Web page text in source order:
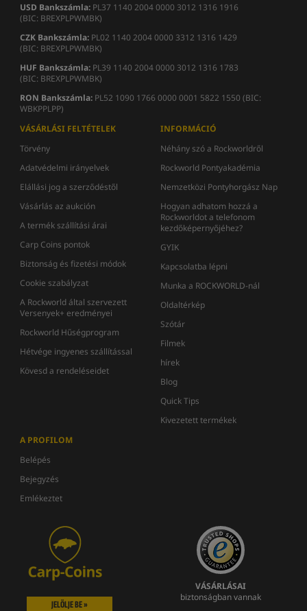
USD Bankszámla: PL37 1140 2004 0000 3012 1316 1916
(BIC: BREXPLPWMBK)
CZK Bankszámla: PL02 1140 2004 0000 3312 1316 1429
(BIC: BREXPLPWMBK)
HUF Bankszámla: PL39 1140 2004 0000 3012 1316 1783
(BIC: BREXPLPWMBK)
RON Bankszámla: PL52 1090 1766 0000 0001 5822 1550 (BIC:
WBKPPLPP)
VÁSÁRLÁSI FELTÉTELEK
Törvény
Adatvédelmi irányelvek
Elállási jog a szerződéstől
Vásárlás az aukción
A termék szállítási árai
Carp Coins pontok
Biztonság és fizetési módok
Cookie szabályzat
A Rockworld által szervezett
Versenyek+ eredményei
Rockworld Hűségprogram
Hétvége ingyenes szállítással
Kövesd a rendeléseidet
INFORMÁCIÓ
Néhány szó a Rockworldről
Rockworld Pontyakadémia
Nemzetközi Pontyhorgász Nap
Hogyan adhatom hozzá a
Rockworldot a telefonom
kezdőképernyőjéhez?
GYIK
Kapcsolatba lépni
Munka a ROCKWORLD-nál
Oldaltérkép
Szótár
Filmek
hírek
Blog
Quick Tips
Kivezetett termékek
A PROFILOM
Belépés
Bejegyzés
Emlékeztet
JELÖLJE BE »
VÁSÁRLÁSAI
biztonságban vannak